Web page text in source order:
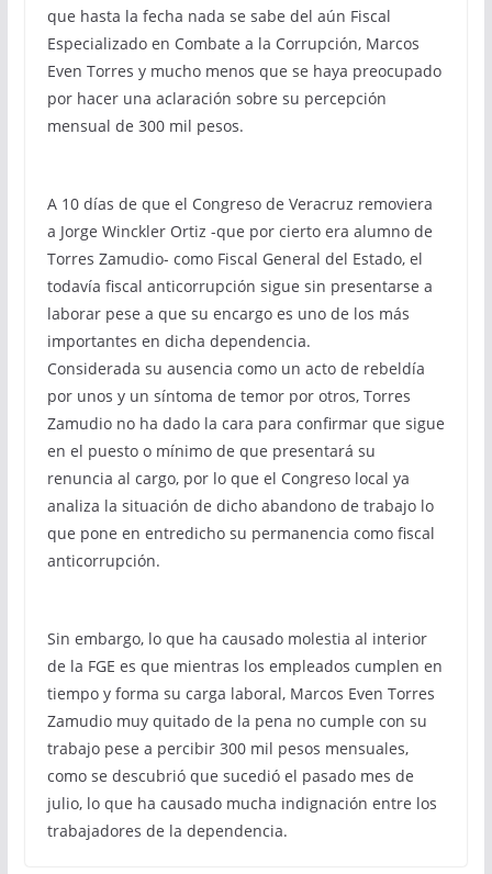
que hasta la fecha nada se sabe del aún Fiscal
Especializado en Combate a la Corrupción, Marcos
Even Torres y mucho menos que se haya preocupado
por hacer una aclaración sobre su percepción
mensual de 300 mil pesos.
A 10 días de que el Congreso de Veracruz removiera
a Jorge Winckler Ortiz -que por cierto era alumno de
Torres Zamudio- como Fiscal General del Estado, el
todavía fiscal anticorrupción sigue sin presentarse a
laborar pese a que su encargo es uno de los más
importantes en dicha dependencia.
Considerada su ausencia como un acto de rebeldía
por unos y un síntoma de temor por otros, Torres
Zamudio no ha dado la cara para confirmar que sigue
en el puesto o mínimo de que presentará su
renuncia al cargo, por lo que el Congreso local ya
analiza la situación de dicho abandono de trabajo lo
que pone en entredicho su permanencia como fiscal
anticorrupción.
Sin embargo, lo que ha causado molestia al interior
de la FGE es que mientras los empleados cumplen en
tiempo y forma su carga laboral, Marcos Even Torres
Zamudio muy quitado de la pena no cumple con su
trabajo pese a percibir 300 mil pesos mensuales,
como se descubrió que sucedió el pasado mes de
julio, lo que ha causado mucha indignación entre los
trabajadores de la dependencia.